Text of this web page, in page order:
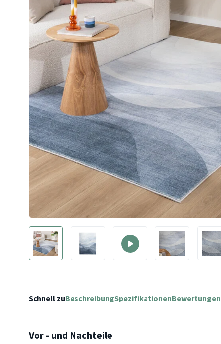
Schnell zuBeschreibungSpezifikationenBewertungen
Vor - und Nachteile